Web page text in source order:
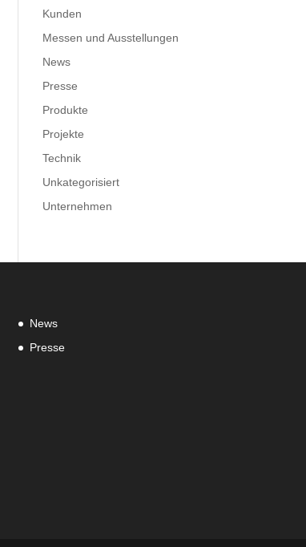
Kunden
Messen und Ausstellungen
News
Presse
Produkte
Projekte
Technik
Unkategorisiert
Unternehmen
News
Presse